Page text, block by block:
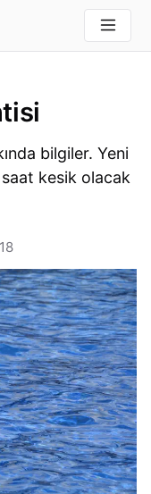
bilgiler. Yeni
kesik olacak